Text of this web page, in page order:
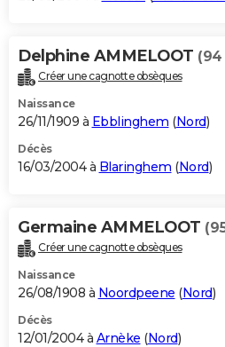
Delphine AMMELOOT (94
Créer une cagnotte obsèques
Naissance
26/11/1909 à Ebblinghem (Nord)
Décès
16/03/2004 à Blaringhem (Nord)
Germaine AMMELOOT
Créer une cagnotte obsèques
Naissance
26/08/1908 à Noordpeene (Nord)
Décès
12/01/2004 à Arnèke (Nord)